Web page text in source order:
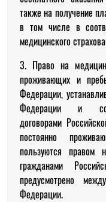
также на получение
в том числе в
медицинского
3. Право на
проживающих и
Федерации,
Федерации и
договорами
постоянно
пользуются правом
гражданами
предусмотрено
Федерации.